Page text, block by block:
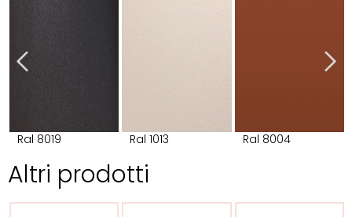
Ral 8019 Ral 1013 Ral 8004
Altri prodotti